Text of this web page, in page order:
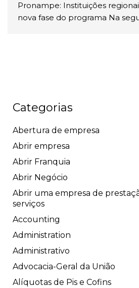
Pronampe: Instituições
nova fase do programa Na
Categorias
Abertura de empresa
Abrir empresa
Abrir Franquia
Abrir Negócio
Abrir uma empresa de
serviços
Accounting
Administration
Administrativo
Advocacia-Geral da União
Alíquotas de Pis e Cofins